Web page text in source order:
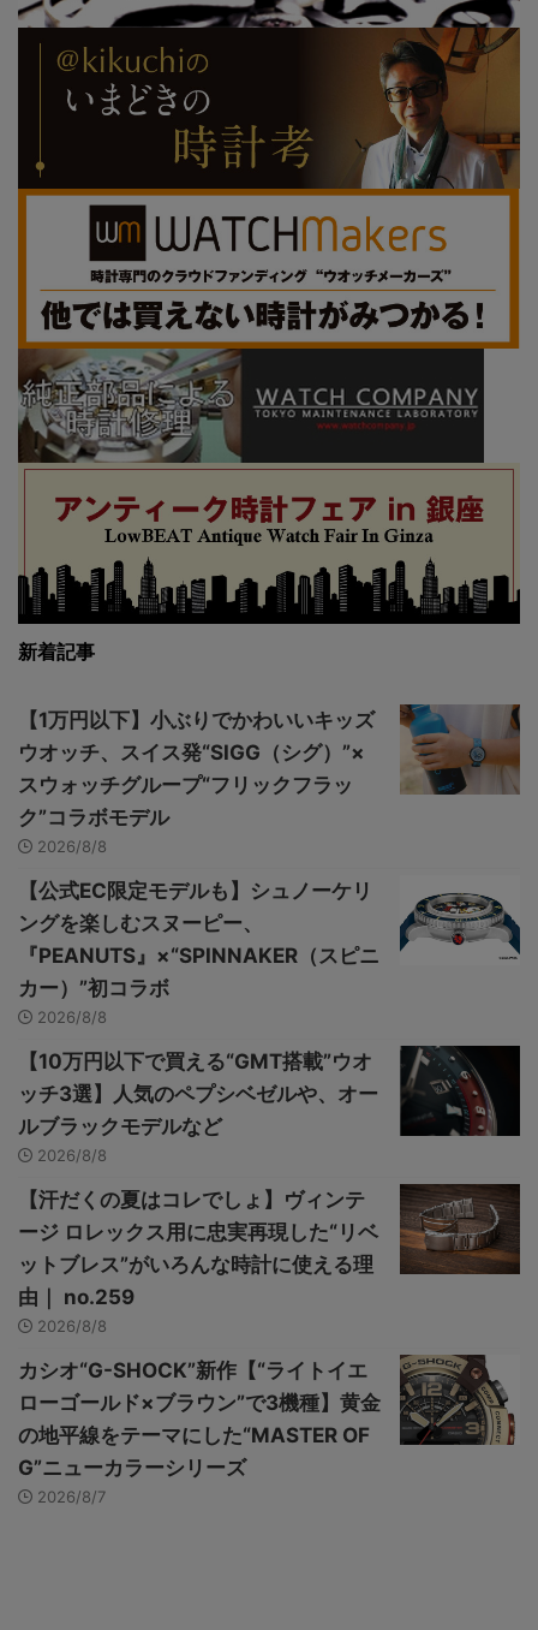
新着記事
【1万円以下】小ぶりでかわいいキッズ
ウオッチ、スイス発“SIGG（シグ）”×
スウォッチグループ“フリックフラッ
ク”コラボモデル
2026/8/8
【公式EC限定モデルも】シュノーケリ
ングを楽しむスヌーピー、
『PEANUTS』×“SPINNAKER（スピニ
カー）”初コラボ
2026/8/8
【10万円以下で買える“GMT搭載”ウオ
ッチ3選】人気のペプシベゼルや、オー
ルブラックモデルなど
2026/8/8
【汗だくの夏はコレでしょ】ヴィンテ
ージ ロレックス用に忠実再現した“リベ
ットブレス”がいろんな時計に使える理
由｜ no.259
2026/8/8
カシオ“G-SHOCK”新作【“ライトイエ
ローゴールド×ブラウン”で3機種】黄金
の地平線をテーマにした“MASTER OF
G”ニューカラーシリーズ
2026/8/7